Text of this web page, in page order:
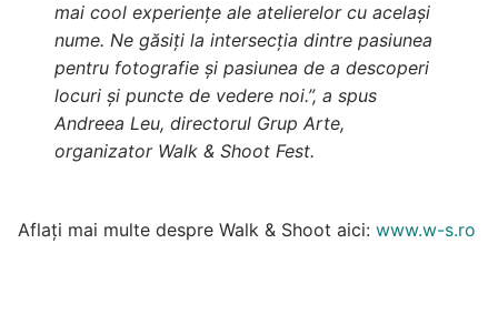
mai cool experiențe ale atelierelor cu același
nume. Ne găsiți la intersecția dintre pasiunea
pentru fotografie și pasiunea de a descoperi
locuri și puncte de vedere noi.”, a spus
Andreea Leu, directorul Grup Arte,
organizator Walk & Shoot Fest.
Aflați mai multe despre Walk & Shoot aici: www.w-s.ro